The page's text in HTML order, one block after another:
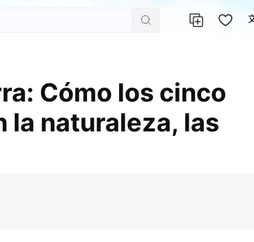
Cómo los cinco
la naturaleza, las